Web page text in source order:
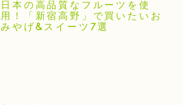
日本の高品質なフルーツを使
用！「新宿高野」で買いたいお
みやげ&スイーツ7選